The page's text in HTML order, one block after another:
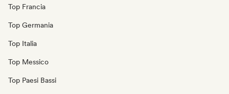
Top Francia
Top Germania
Top Italia
Top Messico
Top Paesi Bassi